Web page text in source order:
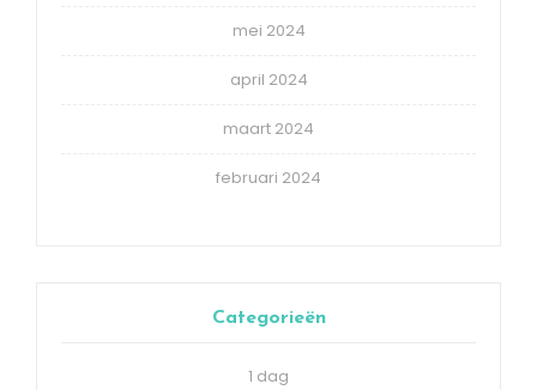
mei 2024
april 2024
maart 2024
februari 2024
Categorieën
1 dag